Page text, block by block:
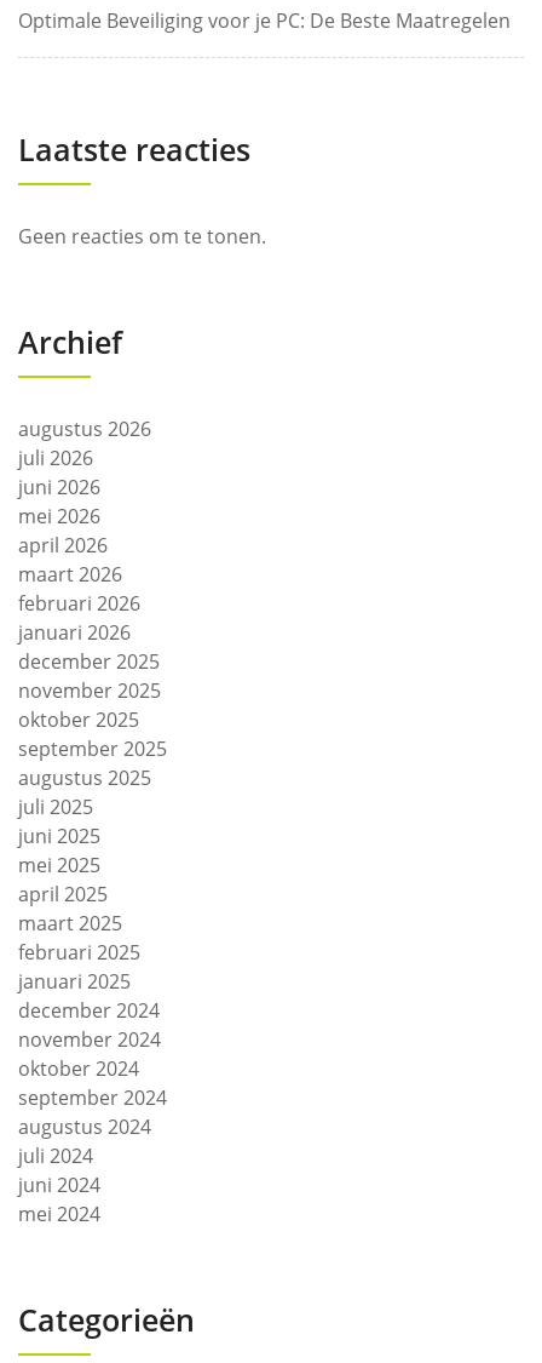
Optimale Beveiliging voor je PC: De Beste Maatregelen
Laatste reacties
Geen reacties om te tonen.
Archief
augustus 2026
juli 2026
juni 2026
mei 2026
april 2026
maart 2026
februari 2026
januari 2026
december 2025
november 2025
oktober 2025
september 2025
augustus 2025
juli 2025
juni 2025
mei 2025
april 2025
maart 2025
februari 2025
januari 2025
december 2024
november 2024
oktober 2024
september 2024
augustus 2024
juli 2024
juni 2024
mei 2024
Categorieën